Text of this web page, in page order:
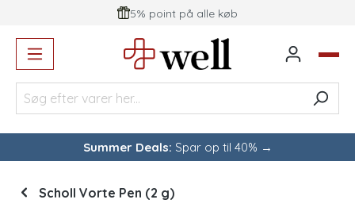
5% point på alle køb
Summer Deals: Spar op til 40% →
Scholl Vorte Pen (2 g)